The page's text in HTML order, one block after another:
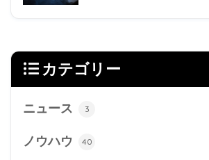
カテゴリー
ニュース 3
ノウハウ 40